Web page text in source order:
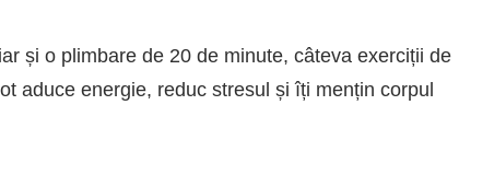
și o plimbare de 20 de minute, câteva exerciții de
aduce energie, reduc stresul și îți mențin corpul